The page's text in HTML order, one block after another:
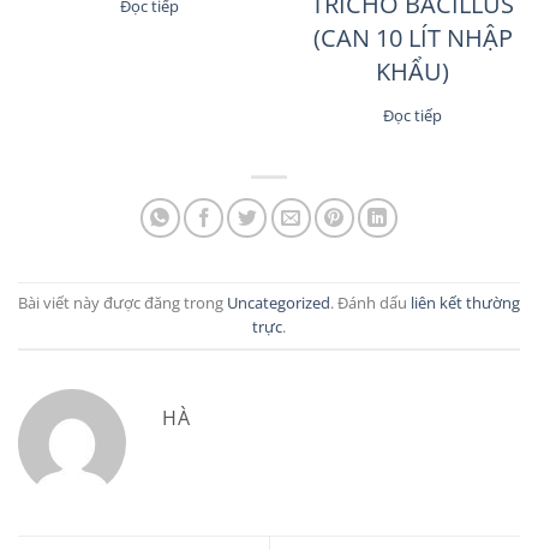
Đọc tiếp
(CAN 10 LÍT NHẬP
KHẨU)
Đọc tiếp
Bài viết này được đăng trong Uncategorized. Đánh dấu liên kết thường
trực.
HÀ